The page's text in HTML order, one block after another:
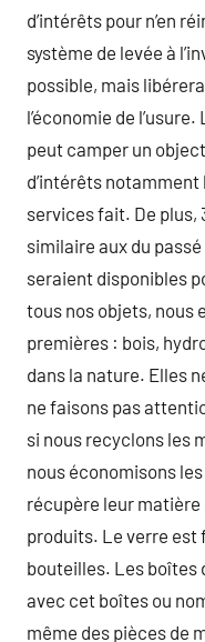
d’intérêts pour n’en
système de levée à
possible, mais
l’économie de
peut camper un
d’intérêts
services fait. De plus,
similaire aux du
seraient disponibles
tous nos objets, nous
premières : bois,
dans la nature. Elles
ne faisons pas
si nous recyclons les
nous économisons
récupère leur matière
produits. Le verre est
bouteilles. Les boîtes
avec cet boîtes ou
même des pièces de